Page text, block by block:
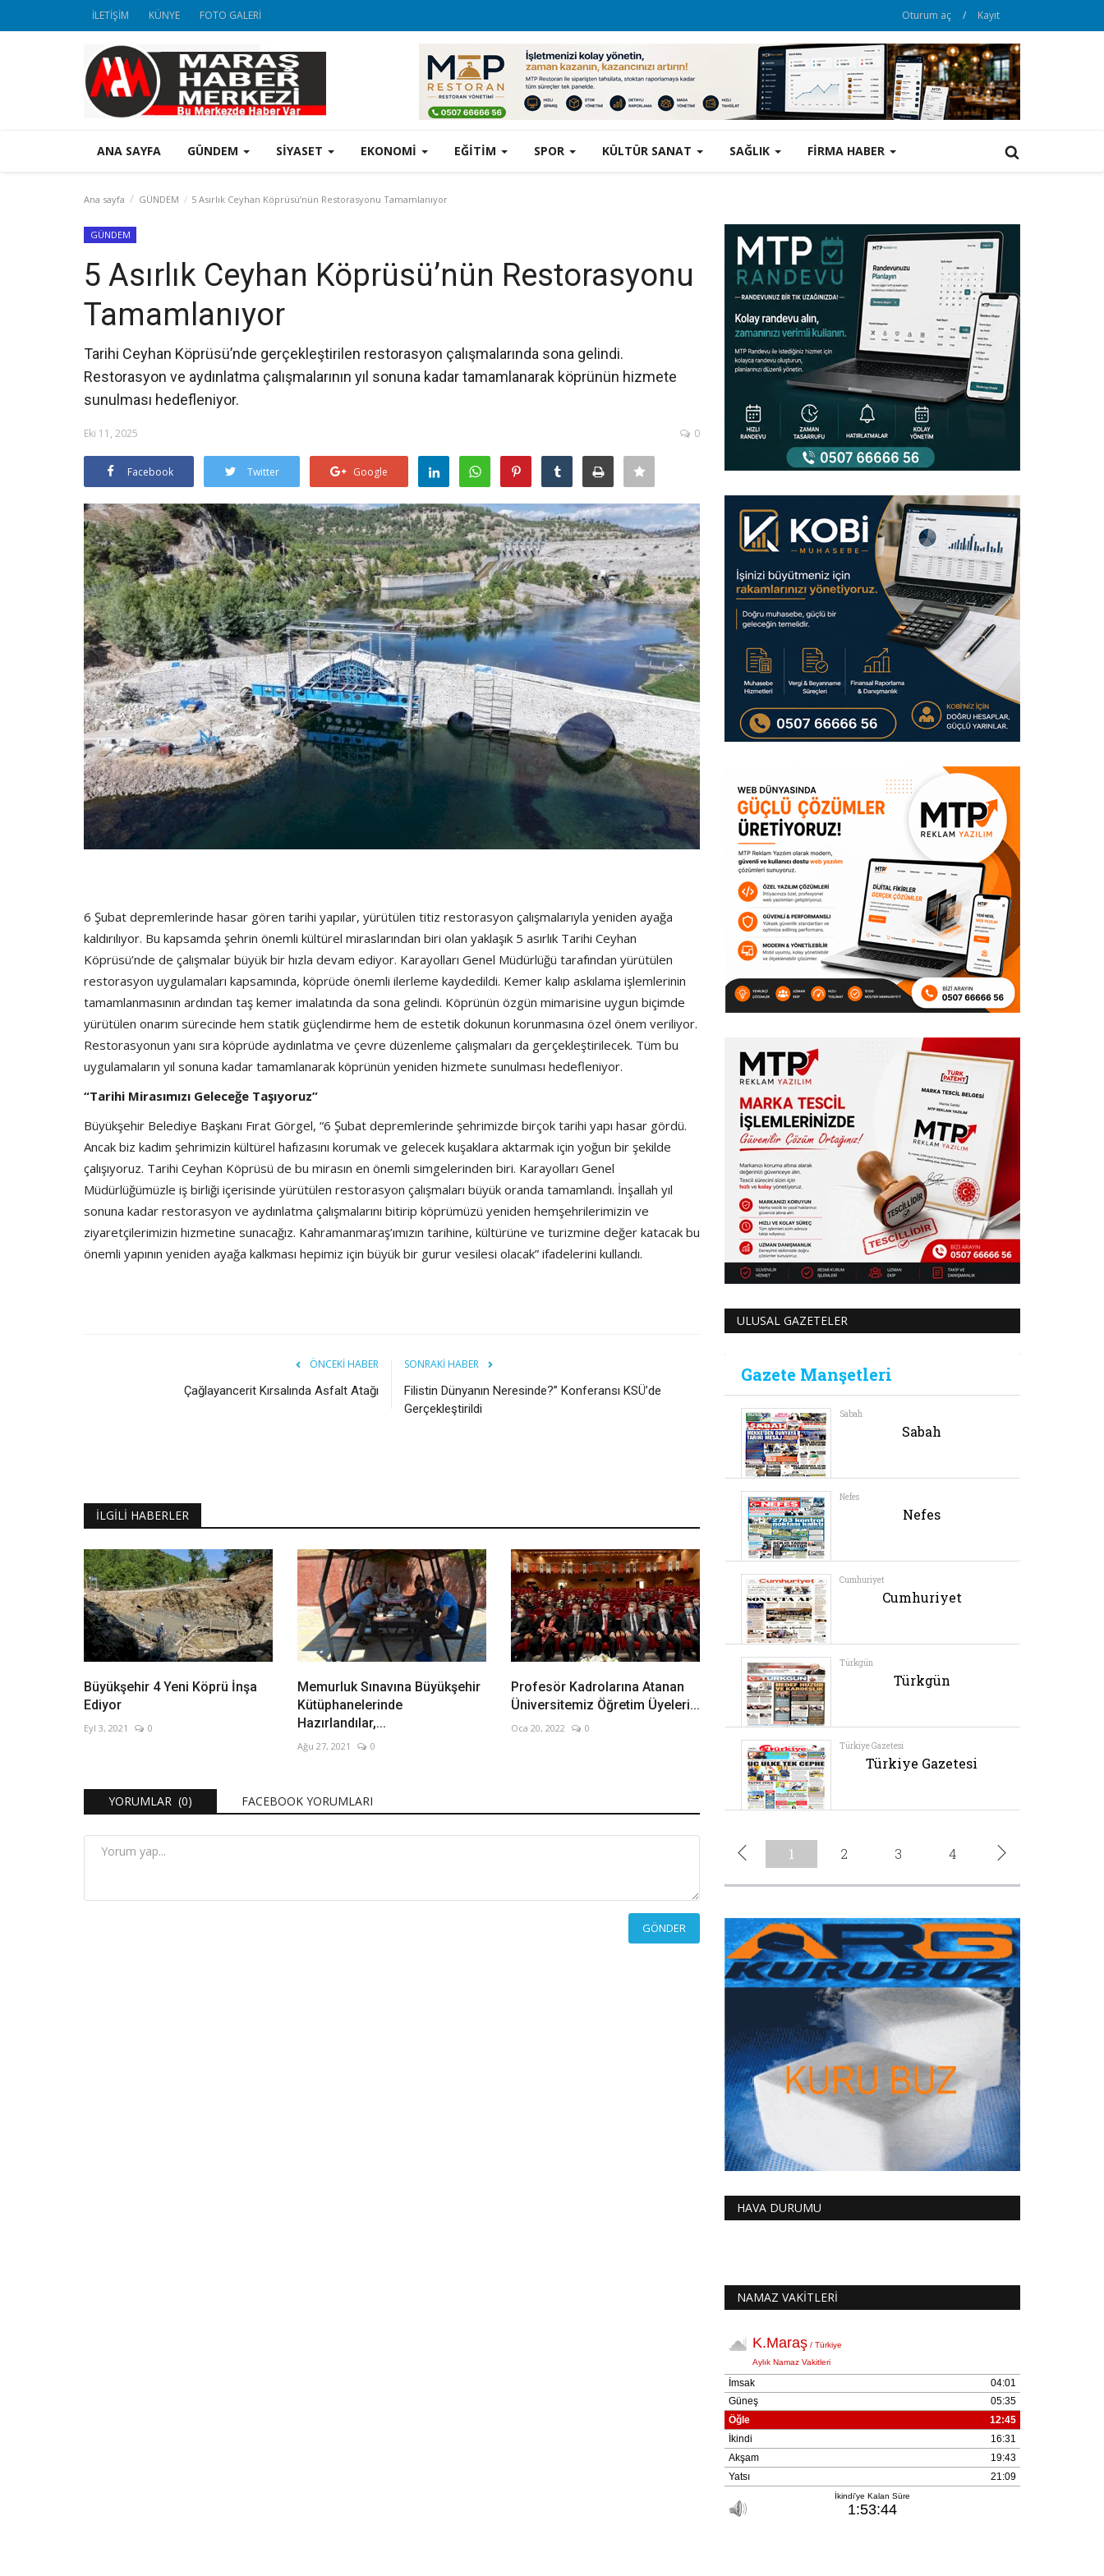
İLETİŞİM KÜNYE FOTO GALERİ Oturum aç / Kayıt
ANA SAYFA GÜNDEM SİYASET EKONOMİ EĞİTİM SPOR KÜLTÜR SANAT SAĞLIK FİRMA HABER
Ana sayfa GÜNDEM 5 Asırlık Ceyhan Köprüsü’nün Restorasyonu Tamamlanıyor
GÜNDEM
5 Asırlık Ceyhan Köprüsü’nün Restorasyonu
Tamamlanıyor
Tarihi Ceyhan Köprüsü’nde gerçekleştirilen restorasyon çalışmalarında sona gelindi.
Restorasyon ve aydınlatma çalışmalarının yıl sonuna kadar tamamlanarak köprünün hizmete
sunulması hedefleniyor.
Eki 11, 2025 0
Facebook Twitter Google
6 Şubat depremlerinde hasar gören tarihi yapılar, yürütülen titiz restorasyon çalışmalarıyla yeniden ayağa
kaldırılıyor. Bu kapsamda şehrin önemli kültürel miraslarından biri olan yaklaşık 5 asırlık Tarihi Ceyhan
Köprüsü’nde de çalışmalar büyük bir hızla devam ediyor. Karayolları Genel Müdürlüğü tarafından yürütülen
restorasyon uygulamaları kapsamında, köprüde önemli ilerleme kaydedildi. Kemer kalıp askılama işlemlerinin
tamamlanmasının ardından taş kemer imalatında da sona gelindi. Köprünün özgün mimarisine uygun biçimde
yürütülen onarım sürecinde hem statik güçlendirme hem de estetik dokunun korunmasına özel önem veriliyor.
Restorasyonun yanı sıra köprüde aydınlatma ve çevre düzenleme çalışmaları da gerçekleştirilecek. Tüm bu
uygulamaların yıl sonuna kadar tamamlanarak köprünün yeniden hizmete sunulması hedefleniyor.
“Tarihi Mirasımızı Geleceğe Taşıyoruz”
Büyükşehir Belediye Başkanı Fırat Görgel, “6 Şubat depremlerinde şehrimizde birçok tarihi yapı hasar gördü.
Ancak biz kadim şehrimizin kültürel hafızasını korumak ve gelecek kuşaklara aktarmak için yoğun bir şekilde
çalışıyoruz. Tarihi Ceyhan Köprüsü de bu mirasın en önemli simgelerinden biri. Karayolları Genel
Müdürlüğümüzle iş birliği içerisinde yürütülen restorasyon çalışmaları büyük oranda tamamlandı. İnşallah yıl
sonuna kadar restorasyon ve aydınlatma çalışmalarını bitirip köprümüzü yeniden hemşehrilerimizin ve
ziyaretçilerimizin hizmetine sunacağız. Kahramanmaraş’ımızın tarihine, kültürüne ve turizmine değer katacak bu
önemli yapının yeniden ayağa kalkması hepimiz için büyük bir gurur vesilesi olacak” ifadelerini kullandı.
ÖNCEKI HABER
Çağlayancerit Kırsalında Asfalt Atağı
SONRAKI HABER
Filistin Dünyanın Neresinde?” Konferansı KSÜ’de
Gerçekleştirildi
İLGILI HABERLER
Büyükşehir 4 Yeni Köprü İnşa
Ediyor
Eyl 3, 2021 0
Memurluk Sınavına Büyükşehir
Kütüphanelerinde
Hazırlandılar,...
Ağu 27, 2021 0
Profesör Kadrolarına Atanan
Üniversitemiz Öğretim Üyeleri...
Oca 20, 2022 0
YORUMLAR (0) FACEBOOK YORUMLARI
GÖNDER
ULUSAL GAZETELER
HAVA DURUMU
NAMAZ VAKİTLERİ